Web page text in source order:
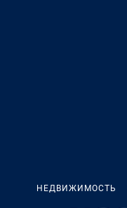
НЕДВИЖИМОСТЬ